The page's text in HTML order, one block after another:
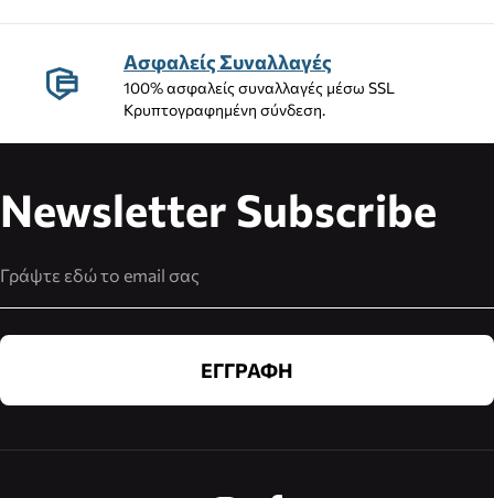
Ασφαλείς Συναλλαγές
100% ασφαλείς συναλλαγές μέσω SSL
Κρυπτογραφημένη σύνδεση.
Newsletter Subscribe
ΕΓΓΡΑΦΗ